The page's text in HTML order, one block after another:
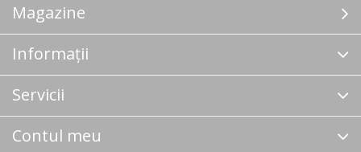
Magazine
Informații
Servicii
Contul meu